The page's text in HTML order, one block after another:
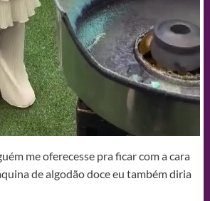
me oferecesse pra ficar com a cara
de algodão doce eu também diria